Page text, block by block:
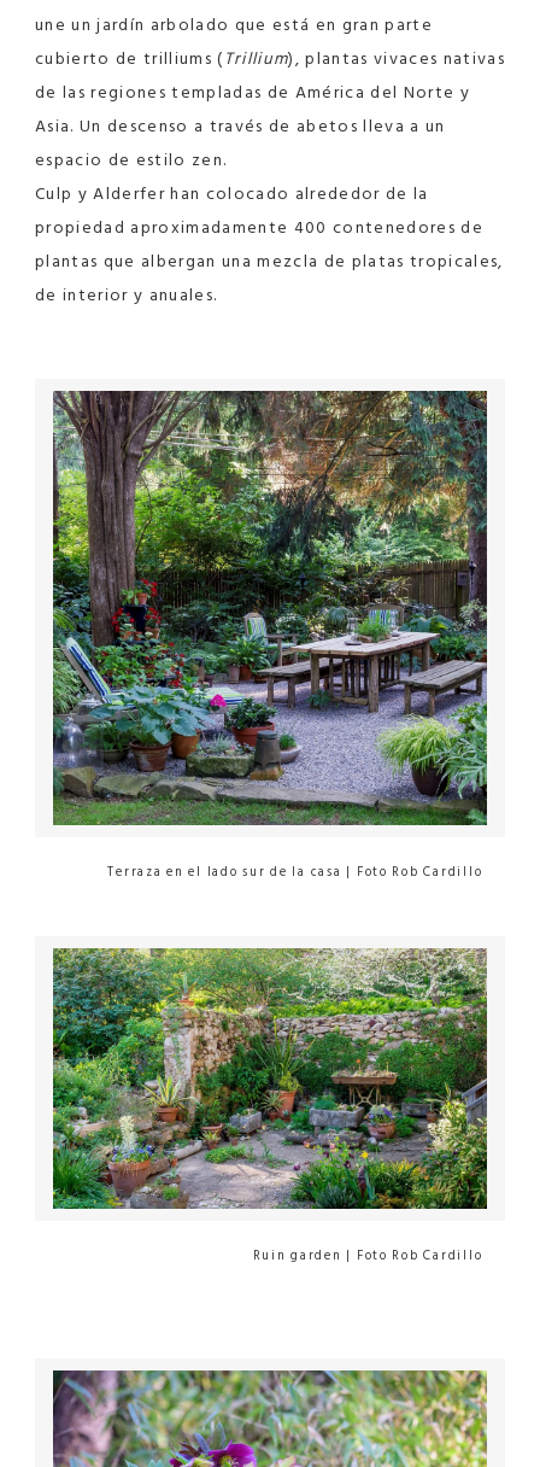
une un jardín arbolado que está en gran parte
cubierto de trilliums (Trillium), plantas vivaces nativas
de las regiones templadas de América del Norte y
Asia. Un descenso a través de abetos lleva a un
espacio de estilo zen.
Culp y Alderfer han colocado alrededor de la
propiedad aproximadamente 400 contenedores de
plantas que albergan una mezcla de platas tropicales,
de interior y anuales.
Terraza en el lado sur de la casa | Foto Rob Cardillo
Ruin garden | Foto Rob Cardillo